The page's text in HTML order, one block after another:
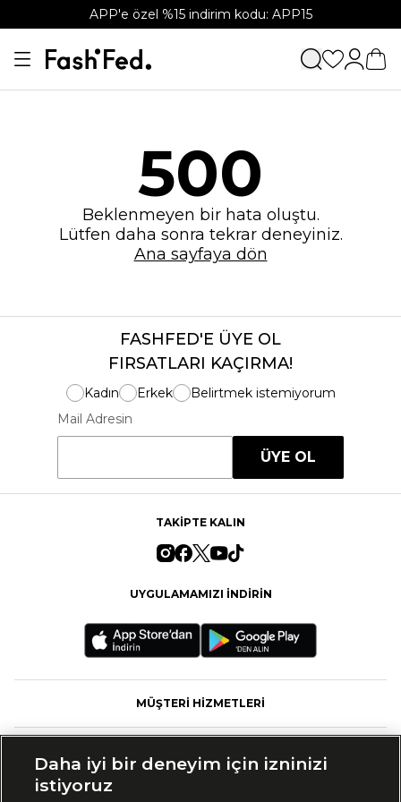
APP'e özel %15 indirim kodu: APP15
500
Beklenmeyen bir hata oluştu.
Lütfen daha sonra tekrar deneyiniz.
Ana sayfaya dön
FASHFED'E ÜYE OL
FIRSATLARI KAÇIRMA!
Kadın Erkek
Belirtmek istemiyorum
Mail Adresin
ÜYE OL
TAKİPTE KALIN
UYGULAMAMIZI İNDİRİN
MÜŞTERİ HİZMETLERİ
Daha iyi bir deneyim için izninizi
istiyoruz